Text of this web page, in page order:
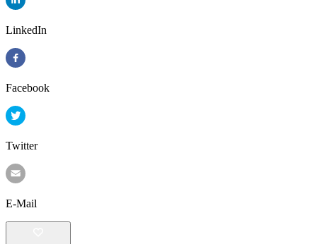
LinkedIn
Facebook
Twitter
E-Mail